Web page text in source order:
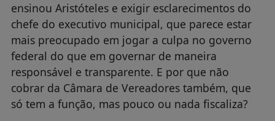
ensinou Aristóteles e exigir esclarecimentos do
chefe do executivo municipal, que parece estar
mais preocupado em jogar a culpa no governo
federal do que em governar de maneira
responsável e transparente. E por que não
cobrar da Câmara de Vereadores também, que
só tem a função, mas pouco ou nada fiscaliza?